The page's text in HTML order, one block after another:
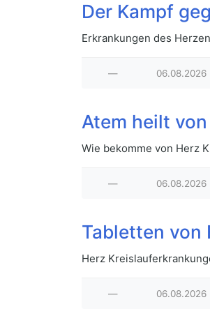
Der Kampf
Erkrankungen des
— 06.08.2026
Atem heilt
Wie bekomme von Herz
— 06.08.2026
Tabletten
Herz
— 06.08.2026